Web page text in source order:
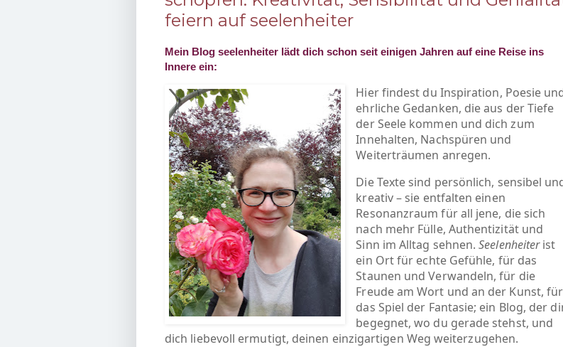
feiern auf seelenheiter
Mein Blog seelenheiter lädt dich schon seit einigen Jahren auf eine Reise ins
Innere ein:
Hier findest du Inspiration, Poesie
ehrliche Gedanken, die aus der Tiefe
der Seele kommen und dich zum
Innehalten, Nachspüren und
Weiterträumen anregen.
Die Texte sind persönlich, sensibel
kreativ – sie entfalten einen
Resonanzraum für all jene, die sich
nach mehr Fülle, Authentizität und
Sinn im Alltag sehnen. Seelenheiter ist
ein Ort für echte Gefühle, für das
Staunen und Verwandeln, für die
Freude am Wort und an der Kunst, für
das Spiel der Fantasie; ein Blog, der
begegnet, wo du gerade stehst, und
dich liebevoll ermutigt, deinen einzigartigen Weg weiterzugehen.